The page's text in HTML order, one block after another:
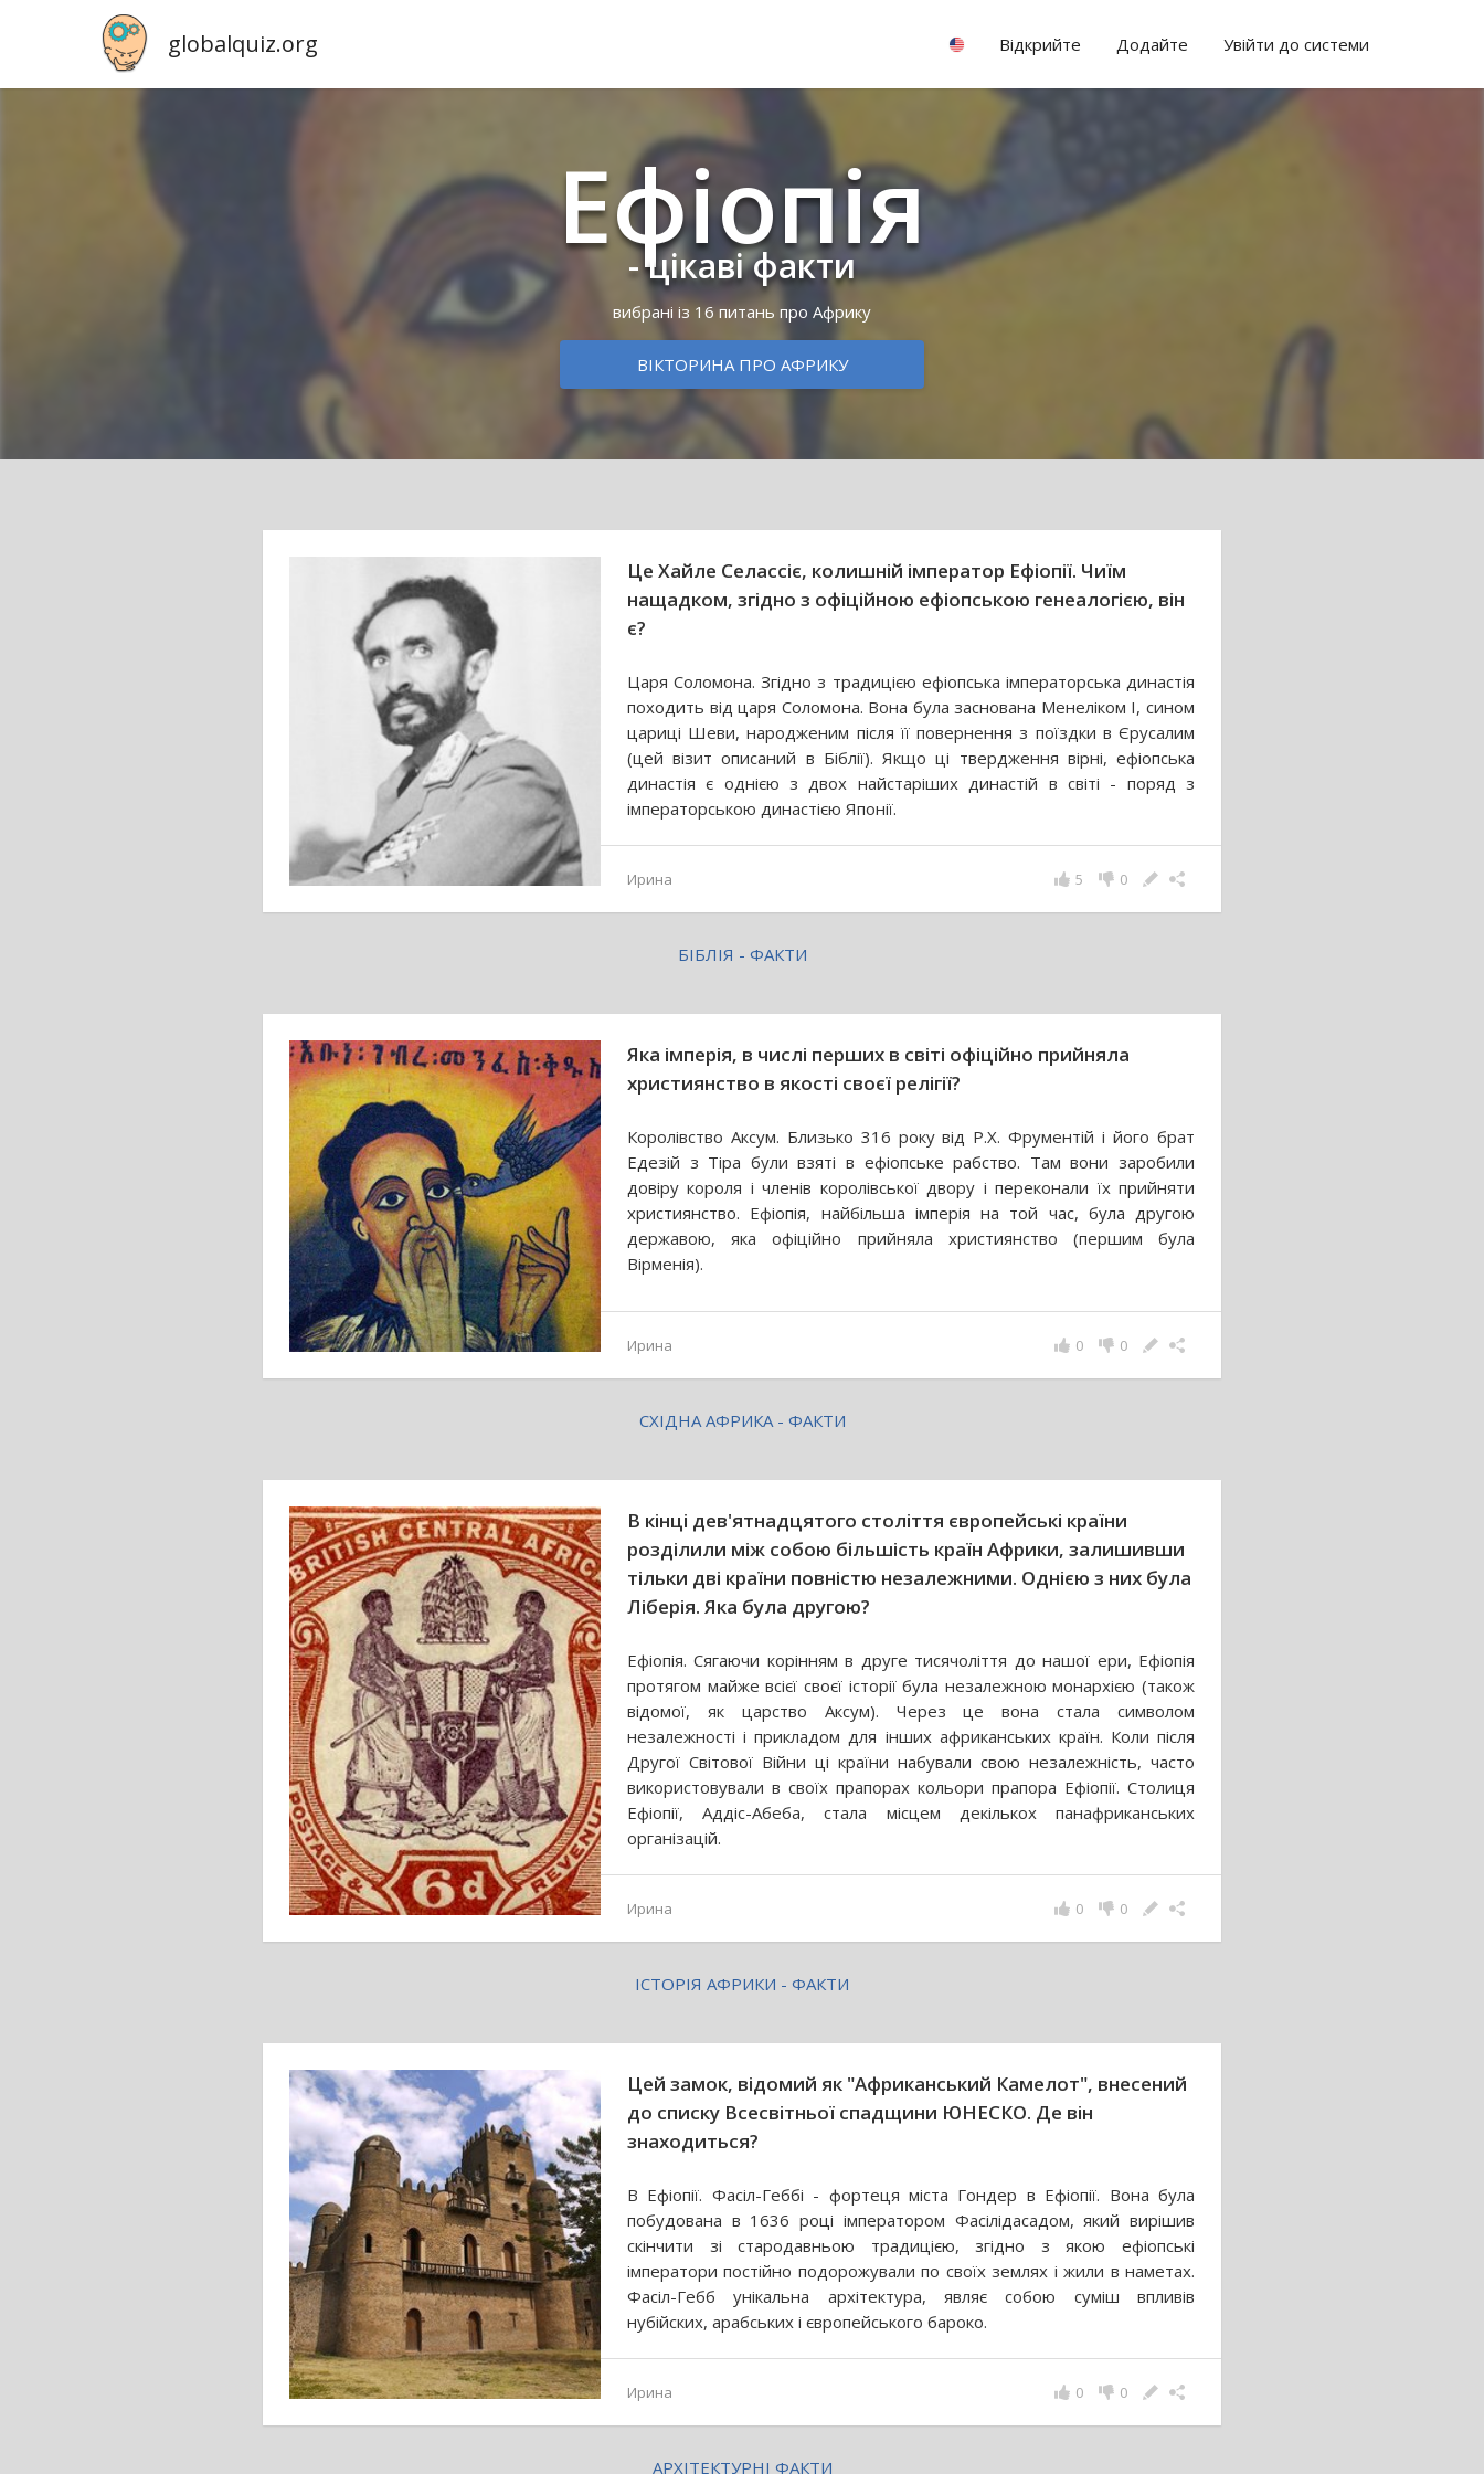
globalquiz.org Відкрийте Додайте Увійти до системи
Ефіопія
- цікаві факти
вибрані із 16 питань про Африку
ВІКТОРИНА ПРО АФРИКУ
Це Хайле Селассіє, колишній імператор Ефіопії. Чиїм
нащадком, згідно з офіційною ефіопською генеалогією, він
є?
Царя Соломона. Згідно з традицією ефіопська імператорська династія
походить від царя Соломона. Вона була заснована Менеліком I, сином
цариці Шеви, народженим після її повернення з поїздки в Єрусалим
(цей візит описаний в Біблії). Якщо ці твердження вірні, ефіопська
династія є однією з двох найстаріших династій в світі - поряд з
імператорською династією Японії.
Ирина 0
5
БІБЛІЯ - ФАКТИ
Яка імперія, в числі перших в світі офіційно прийняла
християнство в якості своєї релігії?
Королівство Аксум. Близько 316 року від Р.Х. Фрументій і його брат
Едезій з Тіра були взяті в ефіопське рабство. Там вони заробили
довіру короля і членів королівської двору і переконали їх прийняти
християнство. Ефіопія, найбільша імперія на той час, була другою
державою, яка офіційно прийняла християнство (першим була
Вірменія).
Ирина 0
0
СХІДНА АФРИКА - ФАКТИ
В кінці дев'ятнадцятого століття європейські країни
розділили між собою більшість країн Африки, залишивши
тільки дві країни повністю незалежними. Однією з них була
Ліберія. Яка була другою?
Ефіопія. Сягаючи корінням в друге тисячоліття до нашої ери, Ефіопія
протягом майже всієї своєї історії була незалежною монархією (також
відомої, як царство Аксум). Через це вона стала символом
незалежності і прикладом для інших африканських країн. Коли після
Другої Світової Війни ці країни набували свою незалежність, часто
використовували в своїх прапорах кольори прапора Ефіопії. Столиця
Ефіопії, Аддіс-Абеба, стала місцем декількох панафриканських
організацій.
Ирина 0
0
ІСТОРІЯ АФРИКИ - ФАКТИ
Цей замок, відомий як "Африканський Камелот", внесений
до списку Всесвітньої спадщини ЮНЕСКО. Де він
знаходиться?
В Ефіопії. Фасіл-Геббі - фортеця міста Гондер в Ефіопії. Вона була
побудована в 1636 році імператором Фасілідасадом, який вирішив
скінчити зі стародавньою традицією, згідно з якою ефіопські
імператори постійно подорожували по своїх землях і жили в наметах.
Фасіл-Гебб унікальна архітектура, являє собою суміш впливів
нубійских, арабських і європейського бароко.
Ирина 0
0
АРХІТЕКТУРНІ ФАКТИ